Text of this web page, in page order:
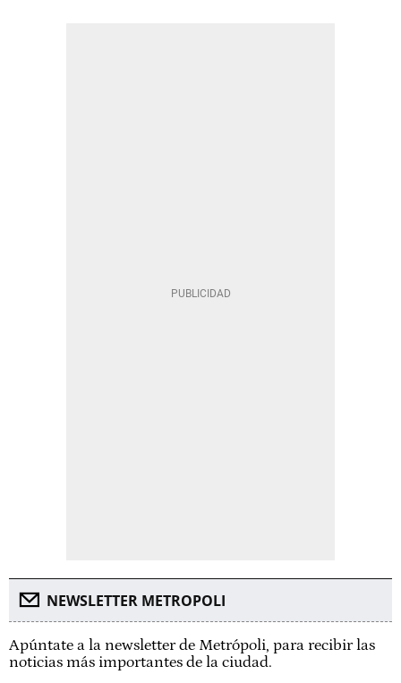
NEWSLETTER METROPOLI
Apúntate a la newsletter de Metrópoli, para recibir las
noticias más importantes de la ciudad.